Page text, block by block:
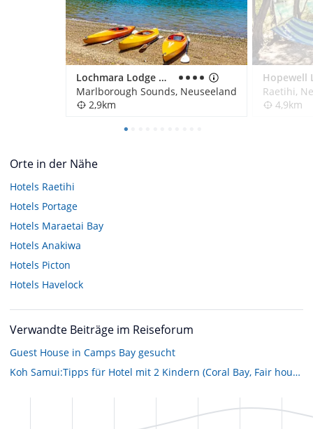
Lochmara Lodge Wildlife Recovery & Arts Centre
Marlborough Sounds, Neuseeland
2,9km
Hopewell
Raetihi,
4,9km
Orte in der Nähe
Hotels Raetihi
Hotels Portage
Hotels Maraetai Bay
Hotels Anakiwa
Hotels Picton
Hotels Havelock
Verwandte Beiträge im Reiseforum
Guest House in Camps Bay gesucht
Koh Samui:Tipps für Hotel mit 2 Kindern (Coral Bay, Fair house beach resort, Hotel Impiana Resort?)